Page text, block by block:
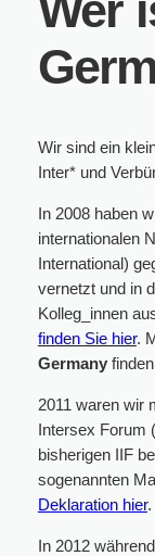
Wir sind ein
Inter* und
In 2008 haben
internationalen
International)
vernetzt und in
Kolleg_innen
finden Sie hier.
Germanyfinden
2011 waren wir
Intersex Forum
bisherigen IIF
sogenannten
Deklaration hier.
In 2012